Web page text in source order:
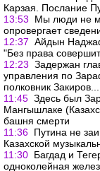
Карзая. Послание
13:53
Мы люди не
опровергает
12:37 Айдын
"Без права
12:23 Задержан
управления по
полковник
11:45 Здесь был
Мангышлаке
башня смерти
11:36 Путина не
Казахской
11:30 Багдад и
одноколейная